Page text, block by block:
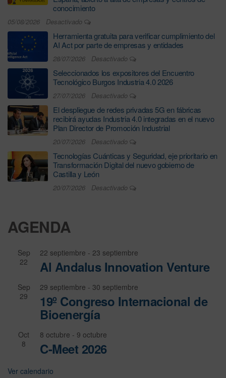
conocimiento
05/08/2026 Desactivado
Herramienta gratuita para verificar cumplimiento del
AI Act por parte de empresas y entidades
28/07/2026 Desactivado
Seleccionados los expositores del Encuentro
Tecnológico Burgos Industria 4.0 2026
27/07/2026 Desactivado
El despliegue de redes privadas 5G en fábricas
recibirá ayudas Industria 4.0 integradas en el nuevo
Plan Director de Promoción Industrial
20/07/2026 Desactivado
Tecnologías Cuánticas y Seguridad, eje prioritario en
Transformación Digital del nuevo gobierno de
Castilla y León
20/07/2026 Desactivado
AGENDA
Sep
22
22 septiembre - 23 septiembre
Al Andalus Innovation Venture
Sep
29
29 septiembre - 30 septiembre
19º Congreso Internacional de
Bioenergía
Oct
8
8 octubre - 9 octubre
C-Meet 2026
Ver calendario